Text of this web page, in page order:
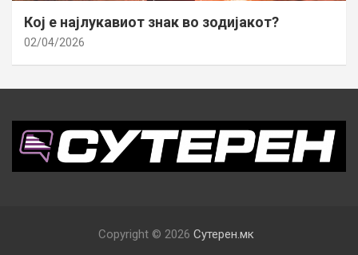
Кој е најлукавиот знак во зодијакот?
02/04/2026
Copyright © 2026 Сутерен.мк